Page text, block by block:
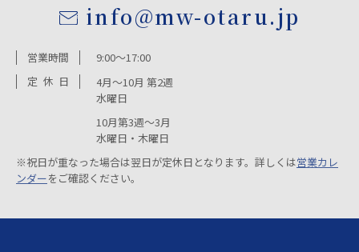
info@mw-otaru.jp
営業時間
9:00～17:00
定 休 日
4月～10月 第2週
水曜日
10月第3週～3月
水曜日・木曜日
※祝日が重なった場合は翌日が定休日となります。詳しくは営業カレ
ンダーをご確認ください。